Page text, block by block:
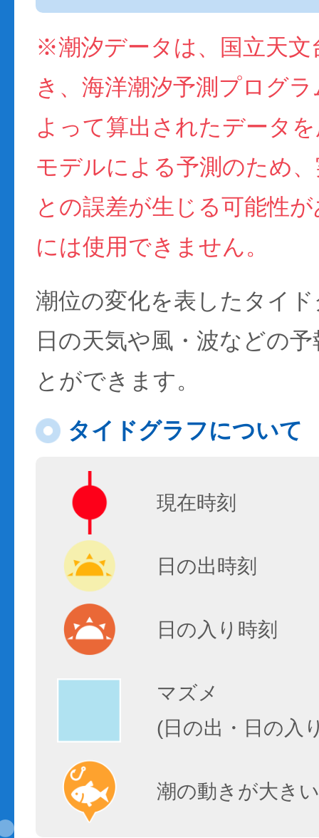
※潮汐データは、国立天文
き、海洋潮汐予測プログ
よって算出されたデータ
モデルによる予測のため
との誤差が生じる可能性
には使用できません。
潮位の変化を表したタイ
日の天気や風・波などの
とができます。
タイドグラフについて
現在時刻
日の出時刻
日の入り時刻
マズメ
(日の出・日の入
潮の動きが大き